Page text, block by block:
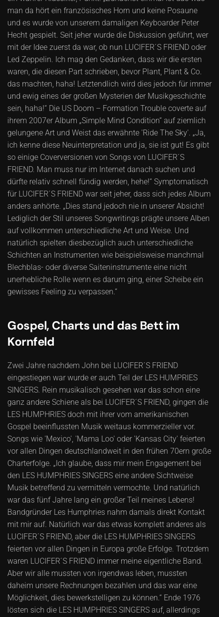
man da hört ein französisches Horn und keine Posaune
und es wurde von unserem damaligen Keyboarder Peter
Hecht gespielt. Seit jeher wurde die Diskussion geführt, wer
mit der Idee zuerst da war, ob nun LUCIFER´S FRIEND oder
Led Zeppelin. Ich mag den Gedanken, dass wir die ersten
waren, die diesen Part schrieben, bevor Plant, Plant & Co.
das machten, haha! Letztendlich wird dies jedoch für immer
und ewig eines der großen Mysterien der Musikgeschichte
sein, haha!“ Die US Doom – Formation Trouble coverte auf
ihrem 2007er Album „Simple Mind Condition“ auf ziemlich
gelungene Art und Weist das erwähnte 'Ride The Sky'. „Ja,
ich kenne diese Neuinterpretation und ja, sie ist gut! Es gibt
so einige Coverversionen von Songs von LUCIFER´S
FRIEND. Man muss nur im Internet danach suchen und
dürfte relativ schnell fündig werden, hehe!“ Symptomatisch
für LUCIFER´S FRIEND war seit jeher, dass sich jedes Album
anders anhörte. „Dies stand jedoch nie in unserer Absicht!
Lediglich der Stil unseres Songwritings prägte unsere Alben
auf vollkommen unterschiedliche Art und Weise. Und
natürlich spielten diesbezüglich auch unterschiedliche
Schichten an Instrumenten wie beispielsweise manchmal
Blechblas- oder diverse Saiteninstrumente eine nicht
unerhebliche Rolle wenn es darum ging, einer Scheibe ein
gewisses Feeling zu verpassen.“
Gospel, Charts und das Bett im
Kornfeld
Zwei Jahre nachdem John bei LUCIFER´S FRIEND
eingestiegen war wurde er auch Teil der LES HUMPRIES
SINGERS. Rein musikalisch gesehen war das schon eine
ganz andere Schiene als bei LUCIFER´S FRIEND, gingen die
LES HUMPHRIES doch mit ihrer vom amerikanischen
Gospel beeinflussten Musik weitaus kommerzieller vor.
Songs wie 'Mexico', 'Mama Loo' oder 'Kansas City' feierten
vor allen Dingen deutschlandweit in den frühen 70ern große
Charterfolge. „Ich glaube, dass mir mein Engagement bei
den LES HUMPHRIES SINGERS eine andere Sichtweise
Musik betreffend zu vermitteln vermochte. Und natürlich
war das fünf Jahre lang ein großer Teil meines Lebens!
Bandgründer Les Humphries nahm damals direkt Kontakt
mit mir auf. Natürlich war das etwas komplett anderes als
LUCIFER´S FRIEND, aber die LES HUMPHRIES SINGERS
feierten vor allen Dingen in Europa große Erfolge. Trotzdem
waren LUCIFER´S FRIEND immer meine eigentliche Band.
Aber wir alle mussten von irgendwas leben, mussten
daheim unsere Rechnungen bezahlen und das war eine
Möglichkeit, dies bewerkstelligen zu können.“ Ende 1976
lösten sich die LES HUMPHRIES SINGERS auf, allerdings